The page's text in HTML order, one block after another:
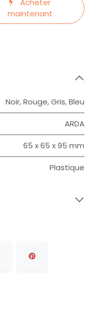
Acheter
maintenant
Noir, Rouge, Gris, Bleu
ARDA
65 x 65 x 95 mm
Plastique